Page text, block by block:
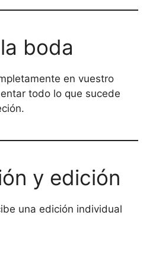
boda
en vuestro
todo lo que sucede
y edición
una edición individual